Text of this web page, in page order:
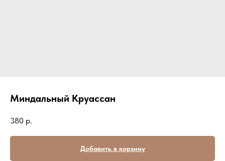
Миндальный Круассан
380 р.
Добавить в корзину